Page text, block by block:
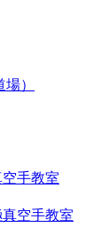
）
手教室
空手教室